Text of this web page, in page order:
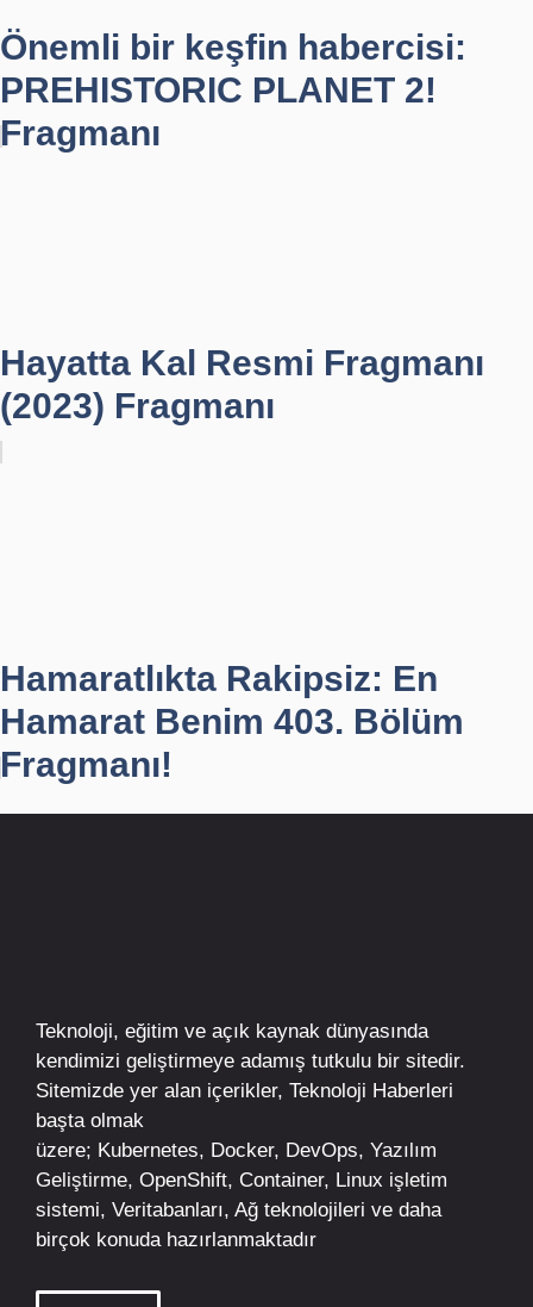
Önemli bir keşfin habercisi:
PREHISTORIC PLANET 2!
Fragmanı
Hayatta Kal Resmi Fragmanı
(2023) Fragmanı
Hamaratlıkta Rakipsiz: En
Hamarat Benim 403. Bölüm
Fragmanı!
Teknoloji, eğitim ve açık kaynak dünyasında
kendimizi geliştirmeye adamış tutkulu bir sitedir.
Sitemizde yer alan içerikler, Teknoloji Haberleri
başta olmak
üzere; Kubernetes, Docker, DevOps, Yazılım
Geliştirme, OpenShift, Container, Linux işletim
sistemi, Veritabanları, Ağ teknolojileri ve daha
birçok konuda hazırlanmaktadır